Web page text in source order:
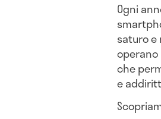
Ogni
saturo e
che
e